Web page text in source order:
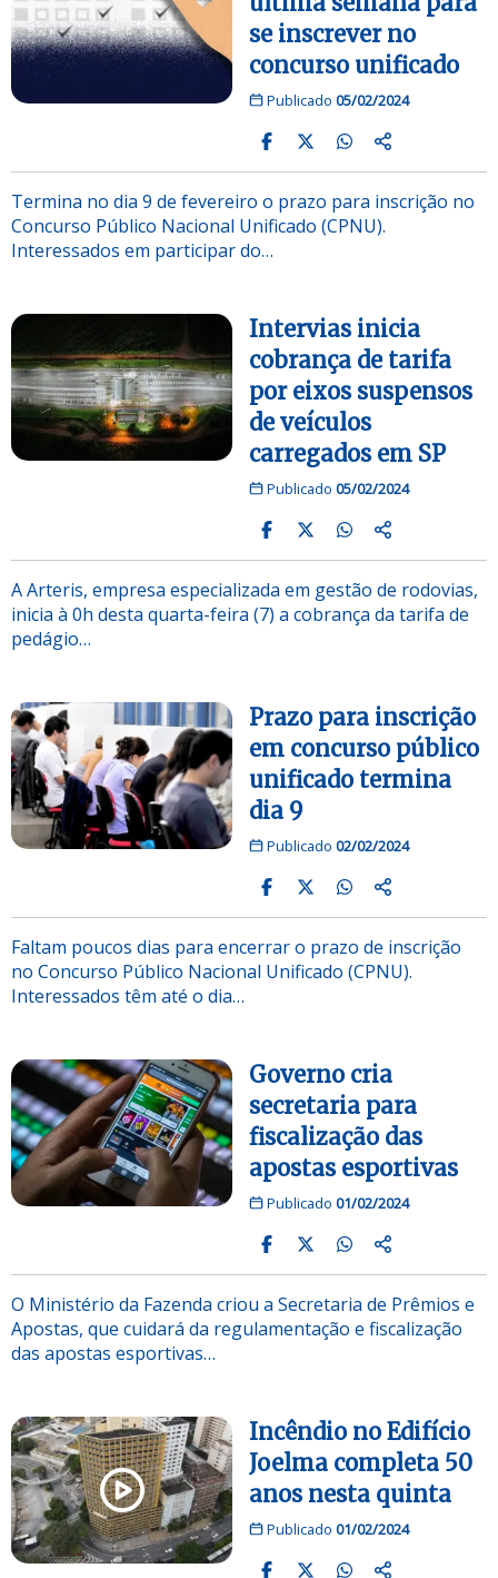
se inscrever no
concurso unificado
Publicado 05/02/2024
Termina no dia 9 de fevereiro o prazo para inscrição no
Concurso Público Nacional Unificado (CPNU).
Interessados em participar do…
Intervias inicia
cobrança de tarifa
por eixos suspensos
de veículos
carregados em SP
Publicado 05/02/2024
A Arteris, empresa especializada em gestão de rodovias,
inicia à 0h desta quarta-feira (7) a cobrança da tarifa de
pedágio…
Prazo para inscrição
em concurso público
unificado termina
dia 9
Publicado 02/02/2024
Faltam poucos dias para encerrar o prazo de inscrição
no Concurso Público Nacional Unificado (CPNU).
Interessados têm até o dia…
Governo cria
secretaria para
fiscalização das
apostas esportivas
Publicado 01/02/2024
O Ministério da Fazenda criou a Secretaria de Prêmios e
Apostas, que cuidará da regulamentação e fiscalização
das apostas esportivas…
Incêndio no Edifício
Joelma completa 50
anos nesta quinta
Publicado 01/02/2024